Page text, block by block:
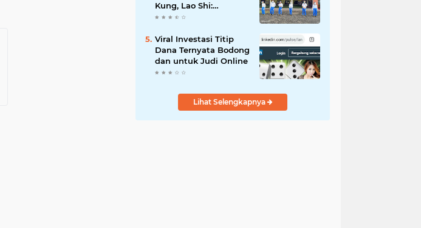
Kung, Lao Shi:
Amanah Harus Kita
Viral Investasi Titip
Dana Ternyata Bodong
dan untuk Judi Online
Lihat Selengkapnya